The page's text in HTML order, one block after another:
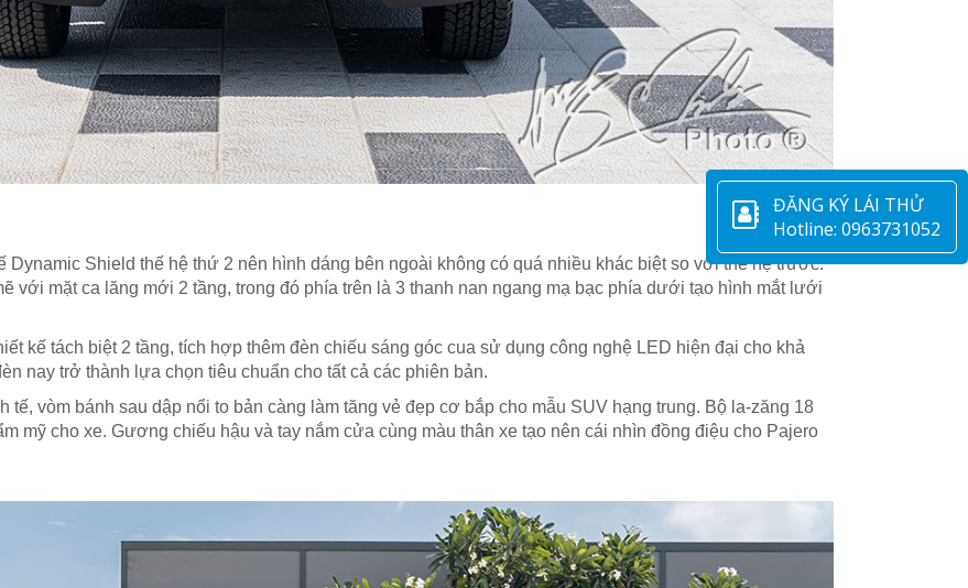
Shield thế hệ thứ 2 nên hình dáng bên ngoài không có quá nhiều khác biệt so với thế hệ trước.
với mặt ca lăng mới 2 tầng, trong đó phía trên là 3 thanh nan ngang mạ bạc phía dưới tạo hình mắt lưới
kế tách biệt 2 tầng, tích hợp thêm đèn chiếu sáng góc cua sử dụng công nghệ LED hiện đại cho khả
nay trở thành lựa chọn tiêu chuẩn cho tất cả các phiên bản.
vòm bánh sau dập nổi to bản càng làm tăng vẻ đẹp cơ bắp cho mẫu SUV hạng trung. Bộ la-zăng 18
mỹ cho xe. Gương chiếu hậu và tay nắm cửa cùng màu thân xe tạo nên cái nhìn đồng điệu cho Pajero
ĐĂNG KÝ LÁI THỬ
Hotline: 0963731052